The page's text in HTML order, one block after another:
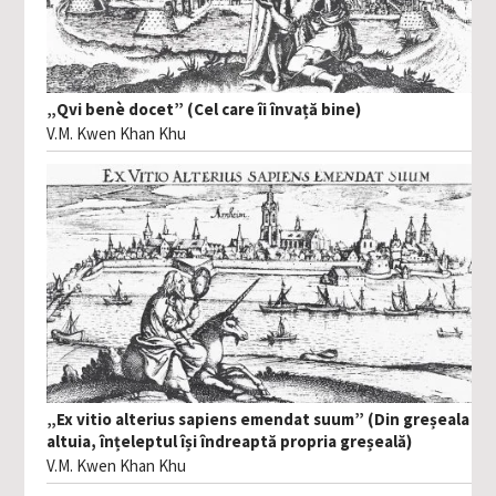
„Qvi benè docet” (Cel care îi învață bine)
V.M. Kwen Khan Khu
„Ex vitio alterius sapiens emendat suum” (Din greșeala
altuia, înțeleptul își îndreaptă propria greșeală)
V.M. Kwen Khan Khu